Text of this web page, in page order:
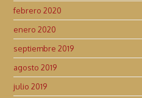
febrero 2020
enero 2020
septiembre 2019
agosto 2019
julio 2019